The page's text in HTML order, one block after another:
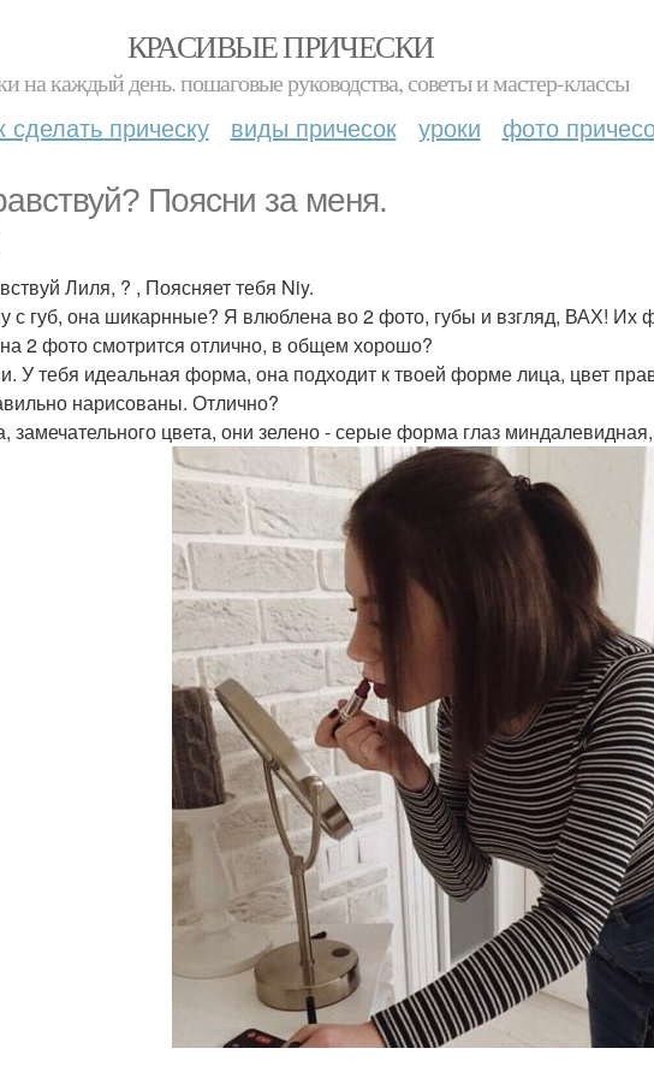
КРАСИВЫЕ ПРИЧЕСКИ
на каждый день. пошаговые руководства, советы и мастер-классы
сделать прическу виды причесок уроки фото
Поясни за меня.
Лиля, ? , Поясняет тебя Niy.
с губ, она шикарнные? Я влюблена во 2 фото, губы и взгляд, ВАХ! Их
2 фото смотрится отлично, в общем хорошо?
У тебя идеальная форма, она подходит к твоей форме лица, цвет
нарисованы. Отлично?
замечательного цвета, они зелено - серые форма глаз